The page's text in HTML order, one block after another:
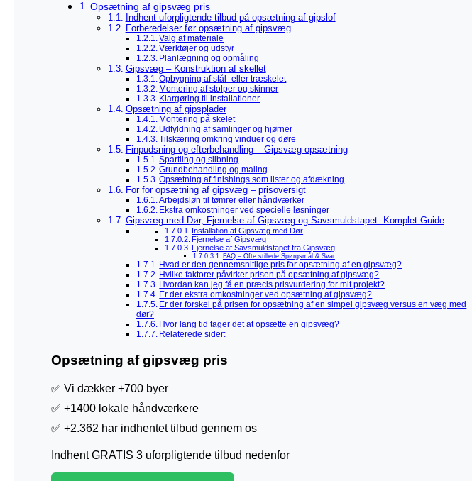
Opsætning af gipsvæg pris
Indhent uforpligtende tilbud på opsætning af gipslof
Forberedelser før opsætning af gipsvæg
Valg af materiale
Værktøjer og udstyr
Planlægning og opmåling
Gipsvæg – Konstruktion af skellet
Opbygning af stål- eller træskelet
Montering af stolper og skinner
Klargøring til installationer
Opsætning af gipsplader
Montering på skelet
Udfyldning af samlinger og hjørner
Tilskæring omkring vinduer og døre
Finpudsning og efterbehandling – Gipsvæg opsætning
Spartling og slibning
Grundbehandling og maling
Opsætning af finishings som lister og afdækning
For for opsætning af gipsvæg – prisoversigt
Arbejdsløn til tømrer eller håndværker
Ekstra omkostninger ved specielle løsninger
Gipsvæg med Dør, Fjernelse af Gipsvæg og Savsmuldstapet: Komplet Guide
Installation af Gipsvæg med Dør
Fjernelse af Gipsvæg
Fjernelse af Savsmuldstapet fra Gipsvæg
FAQ – Ofte stillede Spørgsmål & Svar
Hvad er den gennemsnitlige pris for opsætning af en gipsvæg?
Hvilke faktorer påvirker prisen på opsætning af gipsvæg?
Hvordan kan jeg få en præcis prisvurdering for mit projekt?
Er der ekstra omkostninger ved opsætning af gipsvæg?
Er der forskel på prisen for opsætning af en simpel gipsvæg versus en væg med
dør?
Hvor lang tid tager det at opsætte en gipsvæg?
Relaterede sider:
Opsætning af gipsvæg pris
✅ Vi dækker +700 byer
✅ +1400 lokale håndværkere
✅ +2.362 har indhentet tilbud gennem os
Indhent GRATIS 3 uforpligtende tilbud nedenfor